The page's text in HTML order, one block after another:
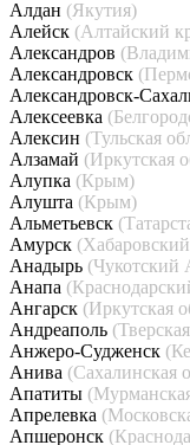
Алдан (Якутия)
Алейск (Алтайский
Александров
Александровск
Александровск-
Алексеевка
Алексин (Тульская
Алзамай (Иркутская
Алупка (Крым)
Алушта (Крым)
Альметьевск
Амурск
Анадырь (Чукотский
Анапа
Ангарск (Иркутская
Андреаполь
Анжеро-Судженск
Анива (Сахалинская
Апатиты
Апрелевка
Апшеронск